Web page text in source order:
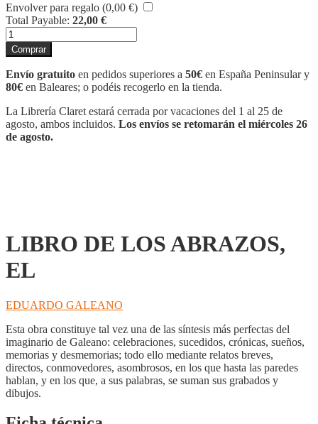
Envolver para regalo (0,00 €)
Total Payable: 22,00 €
LIBRO
DE
LOS
ABRAZOS,
EL
Comprar
Envío gratuito en pedidos superiores a 50€ en España Peninsular y
80€ en Baleares; o podéis recogerlo en la tienda.
La Librería Claret estará cerrada por vacaciones del 1 al 25 de
agosto, ambos incluidos. Los envíos se retomarán el miércoles 26
de agosto.
LIBRO DE LOS ABRAZOS,
EL
EDUARDO GALEANO
Esta obra constituye tal vez una de las síntesis más perfectas del
imaginario de Galeano: celebraciones, sucedidos, crónicas, sueños,
memorias y desmemorias; todo ello mediante relatos breves,
directos, conmovedores, asombrosos, en los que hasta las paredes
hablan, y en los que, a sus palabras, se suman sus grabados y
dibujos.